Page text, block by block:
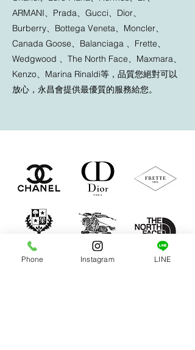
ARMANI、Prada、Gucci、Dior、
Burberry、Bottega Veneta、Moncler、
Canada Goose、Balanciaga 、Frette、
Wedgwood 、The North Face、Maxmara、
Kenzo、Marina Rinaldi等，品質您絕對可以
放心，永昌會提供最優質的服務給您。
Phone Instagram LINE